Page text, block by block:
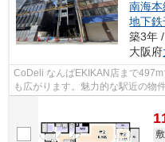
南海本
地下
築3年
大阪府
CoDeli なんばEKIKAN店まで
も広がります。魅力的な駅近の物
地内ごみ置き場・エレベータなど